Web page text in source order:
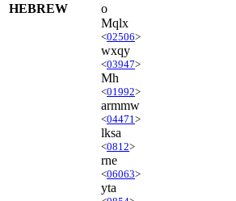
HEBREW
o
Mqlx
<02506>
wxqy
<03947>
Mh
<01992>
armmw
<04471 >
lksa
<0812>
rne
<06063>
yta